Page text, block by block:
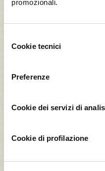
promozionali.
delCookie tecnici
Preferenze
Cookie dei servizi di
Cookie di profilazione
Il